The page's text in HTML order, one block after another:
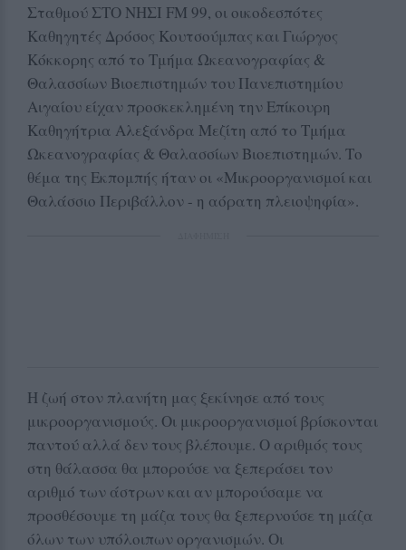
Σταθμού ΣΤΟ ΝΗΣΙ FM 99, οι οικοδεσπότες
Καθηγητές Δρόσος Κουτσούμπας και Γιώργος
Κόκκορης από το Τμήμα Ωκεανογραφίας &
Θαλασσίων Βιοεπιστημών του Πανεπιστημίου
Αιγαίου είχαν προσκεκλημένη την Επίκουρη
Καθηγήτρια Αλεξάνδρα Μεζίτη από το Τμήμα
Ωκεανογραφίας & Θαλασσίων Βιοεπιστημών. Το
θέμα της Εκπομπής ήταν οι «Μικροοργανισμοί και
Θαλάσσιο Περιβάλλον - η αόρατη πλειοψηφία».
Η ζωή στον πλανήτη μας ξεκίνησε από τους
μικροοργανισμούς. Οι μικροοργανισμοί βρίσκονται
παντού αλλά δεν τους βλέπουμε. Ο αριθμός τους
στη θάλασσα θα μπορούσε να ξεπεράσει τον
αριθμό των άστρων και αν μπορούσαμε να
προσθέσουμε τη μάζα τους θα ξεπερνούσε τη μάζα
όλων των υπόλοιπων οργανισμών. Οι